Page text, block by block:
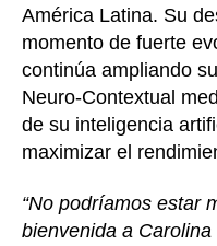
América Latina. Su
momento de fuerte
continúa ampliando
Neuro-Contextual
de su inteligencia
maximizar el
“No podríamos estar
bienvenida a